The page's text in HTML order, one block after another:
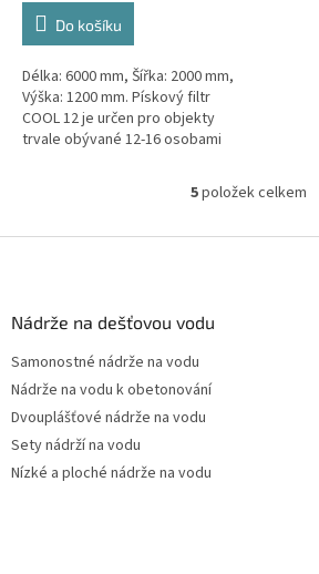
Do košíku
Délka: 6000 mm, Šířka: 2000 mm,
Výška: 1200 mm. Pískový filtr
COOL 12 je určen pro objekty
trvale obývané 12-16 osobami
O
l
5položek celkem
Nádrže na dešťovou vodu
Samonostné nádrže na vodu
Nádrže na vodu k obetonování
Dvouplášťové nádrže na vodu
Sety nádrží na vodu
Nízké a ploché nádrže na vodu